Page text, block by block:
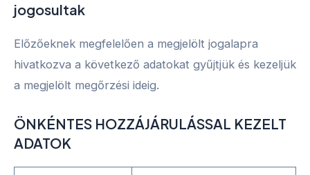
jogosultak
Előzőeknek megfelelően a megjelölt jogalapra
hivatkozva a következő adatokat gyűjtjük és kezeljük
a megjelölt megőrzési ideig.
ÖNKÉNTES HOZZÁJÁRULÁSSAL KEZELT
ADATOK